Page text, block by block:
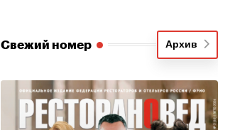
Свежий номер Архив